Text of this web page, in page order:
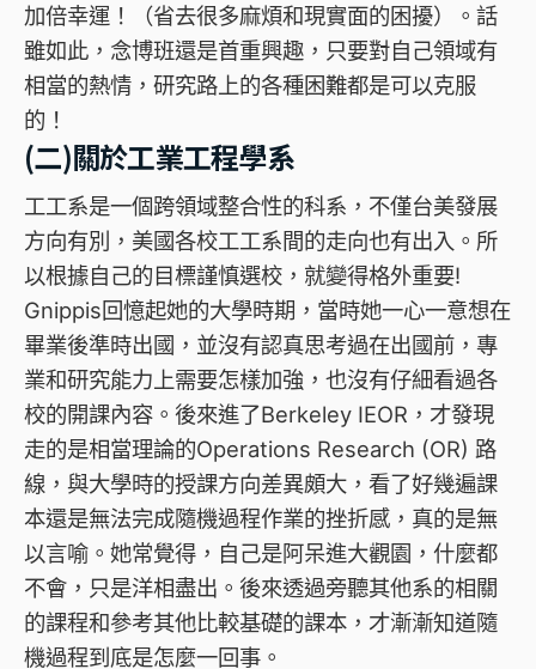
加倍幸運！（省去很多麻煩和現實面的困擾）。話
雖如此，念博班還是首重興趣，只要對自己領域有
相當的熱情，研究路上的各種困難都是可以克服
的！
(二)關於工業工程學系
工工系是一個跨領域整合性的科系，不僅台美發展
方向有別，美國各校工工系間的走向也有出入。所
以根據自己的目標謹慎選校，就變得格外重要!
Gnippis回憶起她的大學時期，當時她一心一意想在
畢業後準時出國，並沒有認真思考過在出國前，專
業和研究能力上需要怎樣加強，也沒有仔細看過各
校的開課內容。後來進了Berkeley IEOR，才發現
走的是相當理論的Operations Research (OR) 路
線，與大學時的授課方向差異頗大，看了好幾遍課
本還是無法完成隨機過程作業的挫折感，真的是無
以言喻。她常覺得，自己是阿呆進大觀園，什麼都
不會，只是洋相盡出。後來透過旁聽其他系的相關
的課程和參考其他比較基礎的課本，才漸漸知道隨
機過程到底是怎麼一回事。